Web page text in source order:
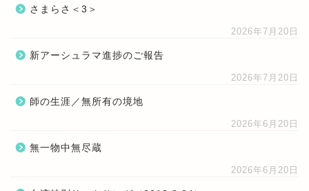
さまらさ＜3＞
2026年7月20日
新アーシュラマ進捗のご報告
2026年7月20日
師の生涯／無所有の境地
2026年6月20日
無一物中無尽蔵
2026年6月20日